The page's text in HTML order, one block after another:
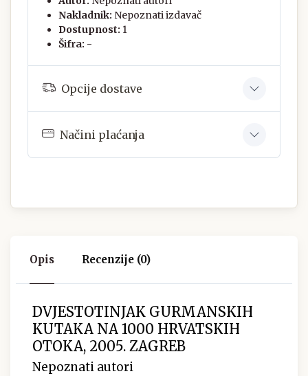
Nakladnik: Nepoznati izdavač
Dostupnost: 1
Šifra: -
Opcije dostave
Načini plaćanja
Opis Recenzije (0)
DVJESTOTINJAK GURMANSKIH
KUTAKA NA 1000 HRVATSKIH
OTOKA, 2005. ZAGREB
Nepoznati autori